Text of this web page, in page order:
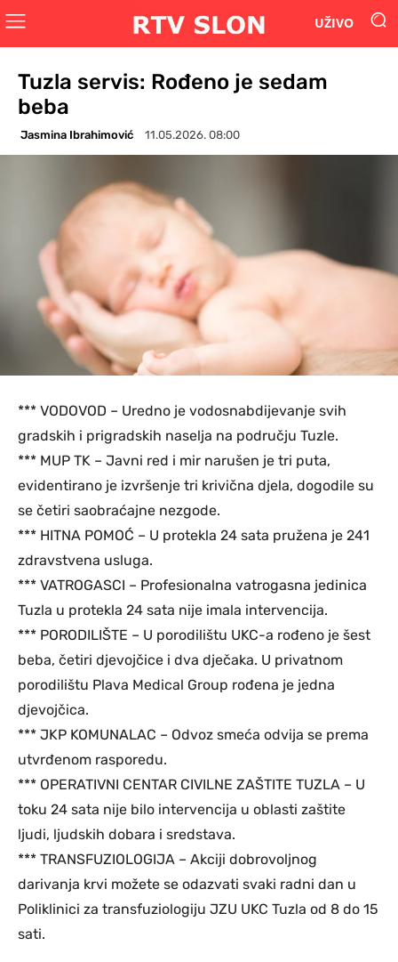
UŽIVO
Tuzla servis: Rođeno je sedam
beba
Jasmina Ibrahimović 11.05.2026. 08:00
*** VODOVOD – Uredno je vodosnabdijevanje svih
gradskih i prigradskih naselja na području Tuzle.
*** MUP TK – Javni red i mir narušen je tri puta,
evidentirano je izvršenje tri krivična djela, dogodile su
se četiri saobraćajne nezgode.
*** HITNA POMOĆ – U protekla 24 sata pružena je 241
zdravstvena usluga.
*** VATROGASCI – Profesionalna vatrogasna jedinica
Tuzla u protekla 24 sata nije imala intervencija.
*** PORODILIŠTE – U porodilištu UKC-a rođeno je šest
beba, četiri djevojčice i dva dječaka. U privatnom
porodilištu Plava Medical Group rođena je jedna
djevojčica.
*** JKP KOMUNALAC – Odvoz smeća odvija se prema
utvrđenom rasporedu.
*** OPERATIVNI CENTAR CIVILNE ZAŠTITE TUZLA – U
toku 24 sata nije bilo intervencija u oblasti zaštite
ljudi, ljudskih dobara i sredstava.
*** TRANSFUZIOLOGIJA – Akciji dobrovoljnog
darivanja krvi možete se odazvati svaki radni dan u
Poliklinici za transfuziologiju JZU UKC Tuzla od 8 do 15
sati.